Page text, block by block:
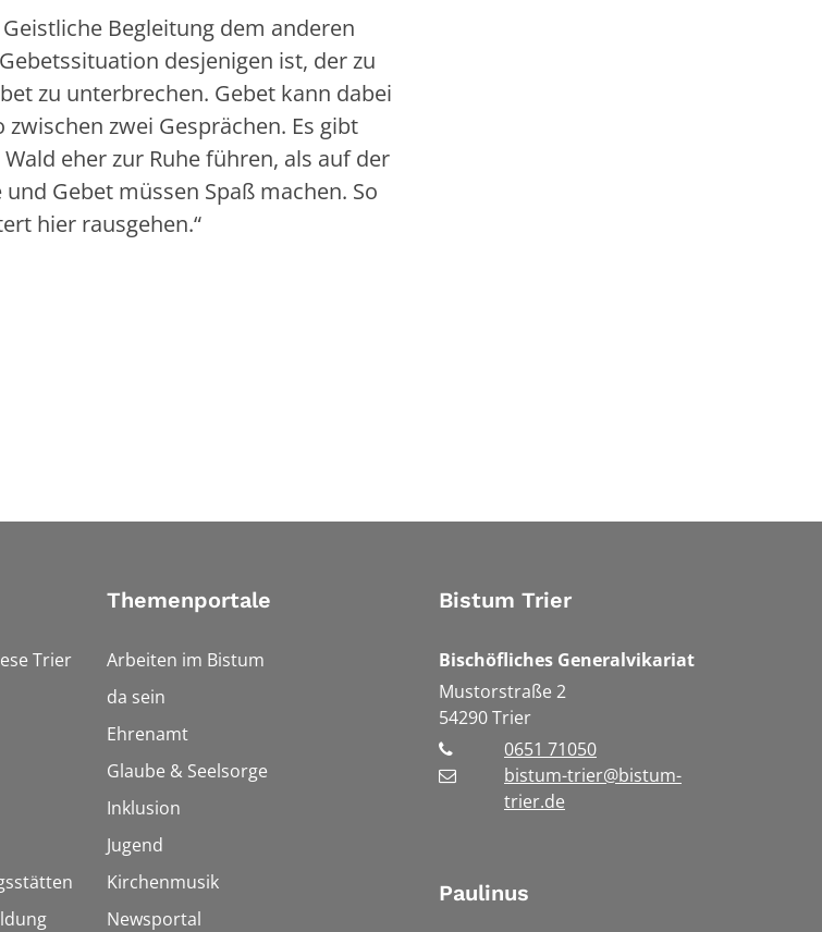
Begleitung dem anderen
desjenigen ist, der zu
zu unterbrechen. Gebet kann dabei
zwei Gesprächen. Es gibt
eher zur Ruhe führen, als auf der
Gebet müssen Spaß machen. So
hier rausgehen.“
Trier
Themenportale
Arbeiten im Bistum
da sein
Ehrenamt
Glaube & Seelsorge
Inklusion
Jugend
Kirchenmusik
Newsportal
Bistum Trier
Bischöfliches Generalvikariat
Mustorstraße 2
54290Trier
0651 71050
bistum-trier@bistum-
trier.de
Paulinus